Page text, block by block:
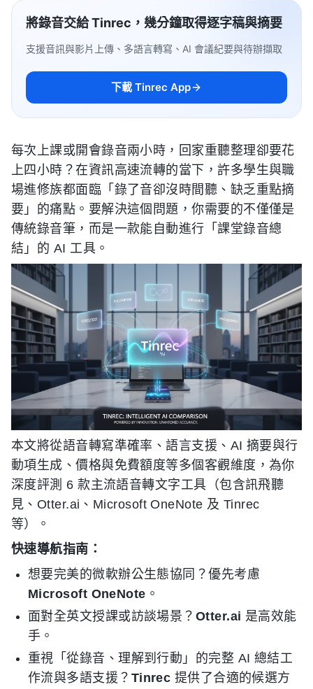
將錄音交給 Tinrec，幾分鐘取得逐字稿與摘要
支援音訊與影片上傳、多語言轉寫、AI 會議紀要與待辦擷取
下載 Tinrec App
每次上課或開會錄音兩小時，回家重聽整理卻要花
上四小時？在資訊高速流轉的當下，許多學生與職
場進修族都面臨「錄了音卻沒時間聽、缺乏重點摘
要」的痛點。要解決這個問題，你需要的不僅僅是
傳統錄音筆，而是一款能自動進行「課堂錄音總
結」的 AI 工具。
本文將從語音轉寫準確率、語言支援、AI 摘要與行
動項生成、價格與免費額度等多個客觀維度，為你
深度評測 6 款主流語音轉文字工具（包含訊飛聽
見、Otter.ai、Microsoft OneNote 及 Tinrec
等）。
快速導航指南：
想要完美的微軟辦公生態協同？優先考慮
Microsoft OneNote 。
面對全英文授課或訪談場景？ Otter.ai 是高效能
手。
重視「從錄音、理解到行動」的完整 AI 總結工
作流與多語支援？ Tinrec 提供了合適的候選方